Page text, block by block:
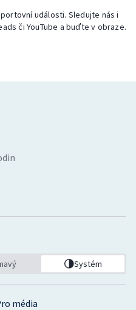
události. Sledujte nás i
či YouTube a buďte v obraze.
média
Systém